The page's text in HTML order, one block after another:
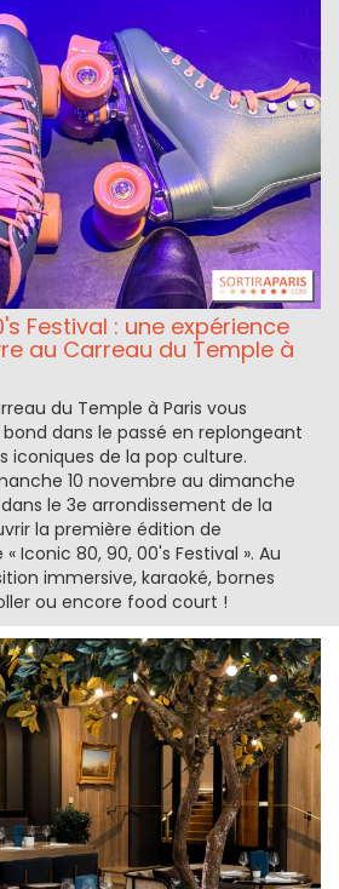
Festival : une expérience
au Carreau du Temple à
du Temple à Paris vous
dans le passé en replongeant
iconiques de la pop culture.
10 novembre au dimanche
le 3e arrondissement de la
la première édition de
Iconic 80, 90, 00's Festival ». Au
immersive, karaoké, bornes
ou encore food court !